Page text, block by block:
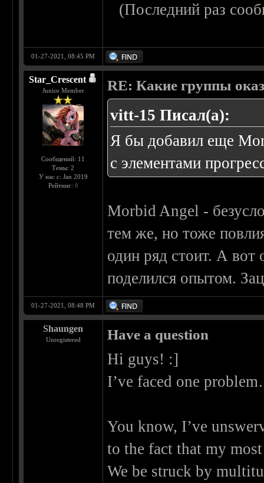
(Последний раз
01-27-2021, 08:45 PM
Star_Crescent
Junior Member
Сообщений: 11
Темы: 2
У нас с: Jan 2019
Рейтинг: 0
RE: Какие группы
vitt-15 Писал(а):
Я бы добавил еще
с элементами
Morbid Angel -
тем же, но тоже
один ряд стоит. А вот
поделился опытом.
01-27-2021, 08:48 PM
Shaungen
Unregistered Have a question
Hi guys! :]
I’ve faced one
You know, I’ve
to the fact that my
We be struck by